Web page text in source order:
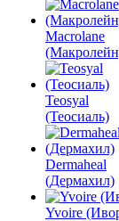
Macrolane
Teosyal
(Теосиаль)
Dermaheal
(Дермахил)
Yvoire